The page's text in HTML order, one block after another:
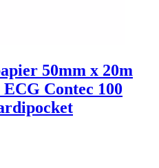
50mm x 20m
Contec 100